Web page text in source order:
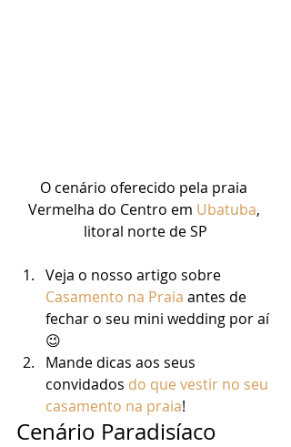
O cenário oferecido pela praia
Vermelha do Centro em Ubatuba,
litoral norte de SP
Veja o nosso artigo sobre
Casamento na Praia antes de
fechar o seu mini wedding por aí
😉
Mande dicas aos seus
convidados do que vestir no seu
casamento na praia!
Cenário Paradisíaco